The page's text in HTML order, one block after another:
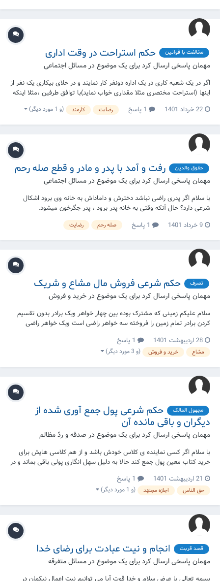
مخالفت با قوانین حکم استراحت در وقت اداری
مهمان پاسخی ارسال کرد برای یک موضوع در مسائل اجتماعی
اگر در یک شعبه کاری در یک اداره دونفر کار نمایند و در خلای بیکاری یک نفر از
اینها (استراحت مختصری مثلا مقداری خواب نماید)با توافق طرفین ،مثلا اینکه
کار این را دیگری پیش ببرد آیا این کار شرعا اشکال دارد؟
22 خرداد 1401 رضایت کارمند (و 1 مورد دیگر)
حقوق والدین رفت و آمد با پدر و مادر و قطع صله رحم
مهمان پاسخی ارسال کرد برای یک موضوع در مسائل اجتماعی
با سلام اگر پدری راضی نباشد دخترش و داماداش به خانه وی برود اشکال
شرعی دارد؟ حال آنکه وقتی به خانه پدر برود ، پدر جگرخون میشود.
9 خرداد 1401
صله رحم رضایت
تصرف حکم شرعی فروش مال مشاع و شریک
مهمان پاسخی ارسال کرد برای یک موضوع درخرید و فروش
سلام علیکم زمینی که مشترک بوده بین چهار خواهر ویک برادر بدون تقسیم
کردن برادر تمام زمین را فروخته سه خواهر راضی است ویک خواهر راضی
28 اردیبهشت 1401
مشاع خرید و فروش (و 3 مورد دیگر)
مجهول المالک
حکم شرعی پول جمع آوری شده از
دیگران و باقی مانده آن
مهمان پاسخی ارسال کرد برای یک موضوع در صدقه و ردّ مظالم
با سلام اگر کسی نماینده ی کلاس خودش باشد و از هم کلاسی هایش برای
خرید کتاب معین پول جمع کند حالا به دلیل سهل انگاری پولی باقی بماند و در
آنکه تمام افراد حضور داشته باشد
21 اردیبهشت 1401
حق الناس اجازه مجتهد (و 1 مورد دیگر)
قصد قربت انجام و نیت عبادت برای رضای خدا
مهمان پاسخی ارسال کرد برای یک موضوع در مسائل متفرقه
بسمه تعالی با عرض سلام و خدا قوت آیا می توانیم نیت اعمال نیکمان در